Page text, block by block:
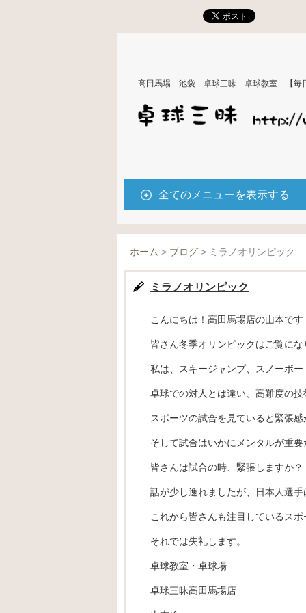
高田馬場 池袋 卓球三昧 卓球教室 【毎日
全てのメニューを表示する
ホーム > ブログ > ミラノオリンピック
ミラノオリンピック
こんにちは！高田馬場店の山本です
皆さん冬季オリンピックはご覧にな
私は、スキージャンプ、スノーボ
卓球での対人とは違い、高難度の
スポーツの試合を見ていると緊張
そして試合はいかにメンタルが重要
皆さんは試合の時、緊張しますか？
話が少し逸れましたが、日本人選
これから皆さんも注目しているス
それでは失礼します。
卓球教室・卓球場
卓球三昧高田馬場店